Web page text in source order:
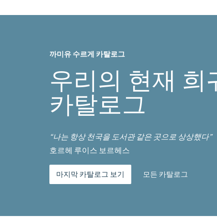
까미유 수르게 카탈로그
우리의 현재 희
카탈로그
“나는 항상 천국을 도서관 같은 곳으로 상상했다”
호르헤 루이스 보르헤스
마지막 카탈로그 보기 모든 카탈로그